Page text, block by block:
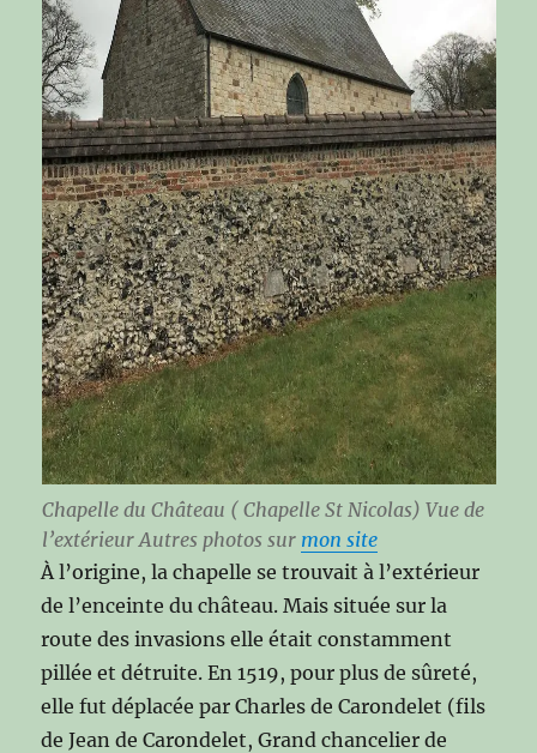
Chapelle du Château ( Chapelle St Nicolas) Vue de
l’extérieurAutres photos sur mon site
À l’origine, la chapelle se trouvait à l’extérieur
de l’enceinte du château. Mais située sur la
route des invasions elle était constamment
pillée et détruite. En 1519, pour plus de sûreté,
elle fut déplacée par Charles de Carondelet (fils
de Jean de Carondelet, Grand chancelier de